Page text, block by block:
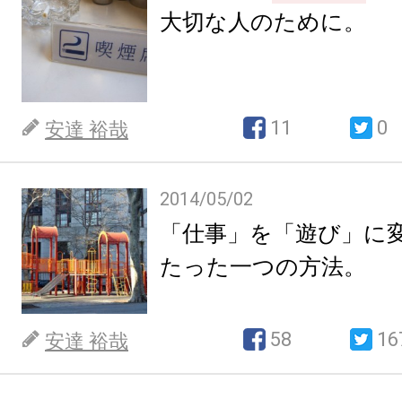
大切な人のために。
安達 裕哉 11 0
2014/05/02
「仕事」を「遊び」に
たった一つの方法。
安達 裕哉 58